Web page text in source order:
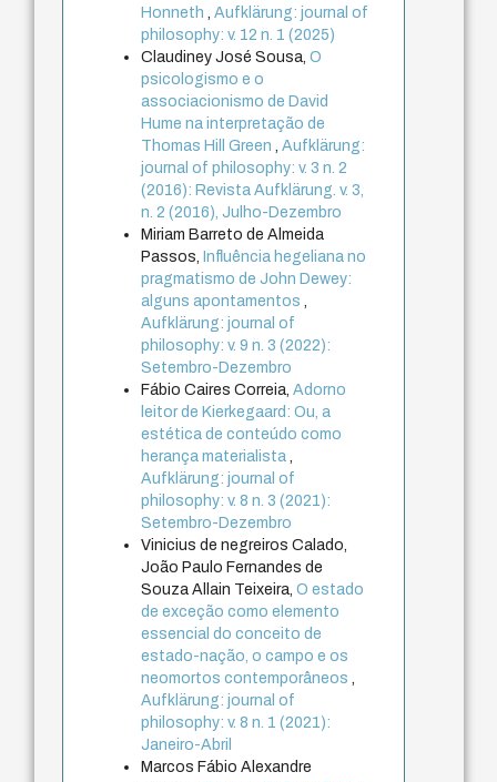
Honneth
,Aufklärung: journal of
philosophy: v. 12 n. 1 (2025)
Claudiney José Sousa,O
psicologismo e o
associacionismo de David
Hume na interpretação de
Thomas Hill Green
,Aufklärung:
journal of philosophy: v. 3 n. 2
(2016): Revista Aufklärung. v. 3,
n. 2 (2016), Julho-Dezembro
Miriam Barreto de Almeida
Passos,Influência hegeliana no
pragmatismo de John Dewey:
alguns apontamentos
Aufklärung: journal of
philosophy: v. 9 n. 3 (2022):
Setembro-Dezembro
Fábio Caires Correia,Adorno
leitor de Kierkegaard: Ou, a
estética de conteúdo como
herança materialista
Aufklärung: journal of
philosophy: v. 8 n. 3 (2021):
Setembro-Dezembro
Vinicius de negreiros Calado,
João Paulo Fernandes de
Souza Allain Teixeira,O estado
de exceção como elemento
essencial do conceito de
estado-nação, o campo e os
neomortos contemporâneos
Aufklärung: journal of
philosophy: v. 8 n. 1 (2021):
Janeiro-Abril
Marcos Fábio Alexandre